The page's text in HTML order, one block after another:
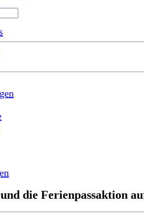
die Ferienpassaktion